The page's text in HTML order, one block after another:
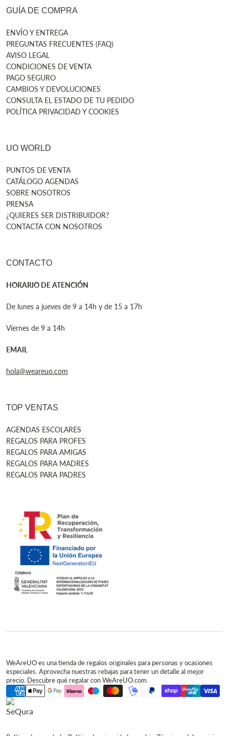
GUÍA DE COMPRA
ENVÍO Y ENTREGA
PREGUNTAS FRECUENTES (FAQ)
AVISO LEGAL
CONDICIONES DE VENTA
PAGO SEGURO
CAMBIOS Y DEVOLUCIONES
CONSULTA EL ESTADO DE TU PEDIDO
POLÍTICA PRIVACIDAD Y COOKIES
UO WORLD
PUNTOS DE VENTA
CATÁLOGO AGENDAS
SOBRE NOSOTROS
PRENSA
¿QUIERES SER DISTRIBUIDOR?
CONTACTA CON NOSOTROS
CONTACTO
HORARIO DE ATENCIÓN
De lunes a jueves de 9 a 14h y de 15 a 17h
Viernes de 9 a 14h
EMAIL
hola@weareuo.com
TOP VENTAS
AGENDAS ESCOLARES
REGALOS PARA PROFES
REGALOS PARA AMIGAS
REGALOS PARA MADRES
REGALOS PARA PADRES
WeAreUO es una tienda de regalos originales para personas y ocasiones
especiales. Aprovecha nuestras rebajas para tener un detalle al mejor
precio. Descubre qué regalar con WeAreUO.com.